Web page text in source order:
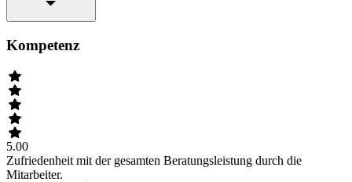
Kompetenz
5.00
Zufriedenheit mit der gesamten Beratungsleistung durch die
Mitarbeiter.